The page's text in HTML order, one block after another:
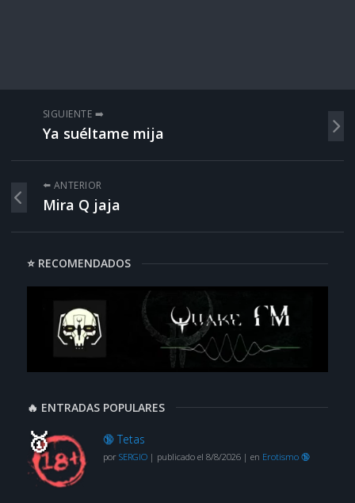
SIGUIENTE ➡️
Ya suéltame mija
⬅️ ANTERIOR
Mira Q jaja
⭐ RECOMENDADOS
🔥 ENTRADAS POPULARES
🔞 Tetas
por SERGIO| publicado el 8/8/2026| en Erotismo 🔞